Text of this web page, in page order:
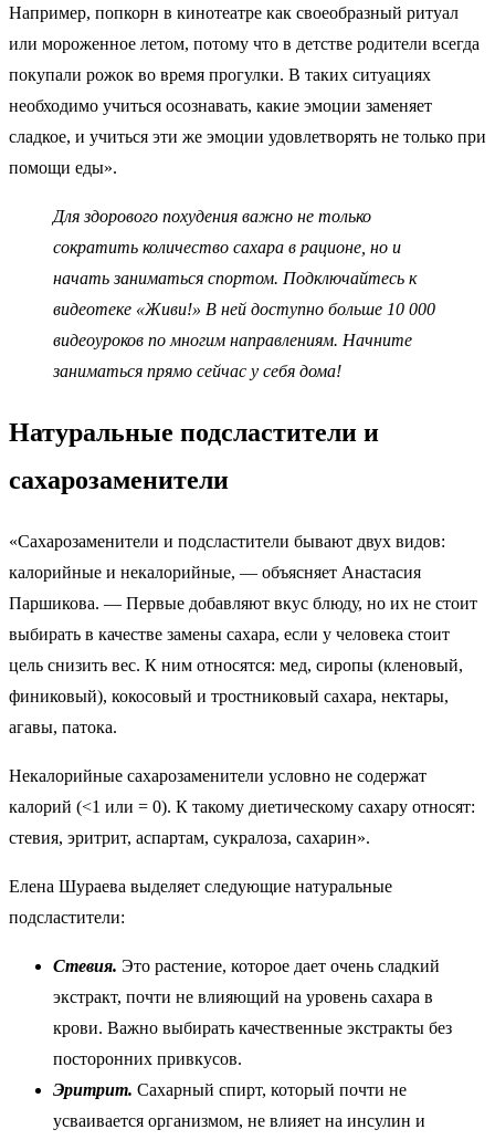
Например, попкорн в кинотеатре как своеобразный ритуал
или мороженное летом, потому что в детстве родители всегда
покупали рожок во время прогулки. В таких ситуациях
необходимо учиться осознавать, какие эмоции заменяет
сладкое, и учиться эти же эмоции удовлетворять не только при
помощи еды».
Для здорового похудения важно не только
сократить количество сахара в рационе, но и
начать заниматься спортом. Подключайтесь к
видеотеке «Живи!» В ней доступно больше 10 000
видеоуроков по многим направлениям. Начните
заниматься прямо сейчас у себя дома!
Натуральные подсластители и
сахарозаменители
«Сахарозаменители и подсластители бывают двух видов:
калорийные и некалорийные, — объясняет Анастасия
Паршикова. — Первые добавляют вкус блюду, но их не стоит
выбирать в качестве замены сахара, если у человека стоит
цель снизить вес. К ним относятся: мед, сиропы (кленовый,
финиковый), кокосовый и тростниковый сахара, нектары,
агавы, патока.
Некалорийные сахарозаменители условно не содержат
калорий (<1 или = 0). К такому диетическому сахару относят:
стевия, эритрит, аспартам, сукралоза, сахарин».
Елена Шураева выделяет следующие натуральные
подсластители:
Стевия. Это растение, которое дает очень сладкий
экстракт, почти не влияющий на уровень сахара в
крови. Важно выбирать качественные экстракты без
посторонних привкусов.
Эритрит. Сахарный спирт, который почти не
усваивается организмом, не влияет на инсулин и